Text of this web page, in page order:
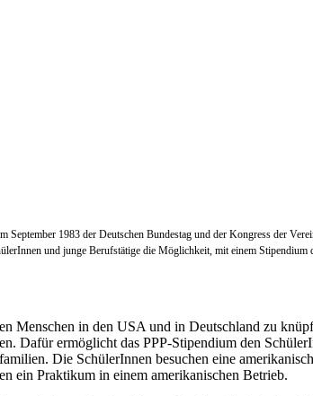
1983 der Deutschen Bundestag und der Kongress der
und junge Berufstätige die Möglichkeit, mit einem
Menschen in den USA und in Deutschland zu
Dafür ermöglicht das PPP-Stipendium den
Die SchülerInnen besuchen eine
ein Praktikum in einem amerikanischen Betrieb.